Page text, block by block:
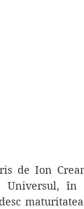
de Ion
în